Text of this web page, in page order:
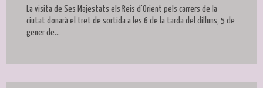
La visita de Ses Majestats els Reis d'Orient pels carrers de la
ciutat donarà el tret de sortida a les 6 de la tarda del dilluns, 5 de
gener de...